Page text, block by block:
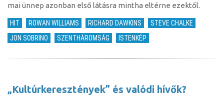
mai ünnep azonban első látásra mintha eltérne ezektől.
HIT ROWAN WILLIAMS RICHARD DAWKINS
STEVE CHALKE
JON SOBRINO
SZENTHÁROMSÁG ISTENKÉP
„Kultúrkeresztények” és valódi hívők?